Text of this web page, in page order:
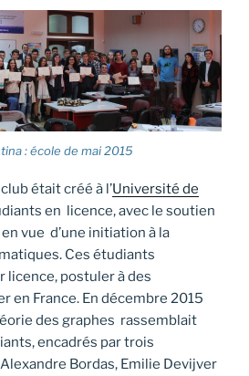
: école de mai 2015
était créé à l’Université de
en licence, avec le soutien
vue d’une initiation à la
Ces étudiants
licence, postuler à des
en France. En décembre 2015
des graphes rassemblait
encadrés par trois
Bordas, Emilie Devijver